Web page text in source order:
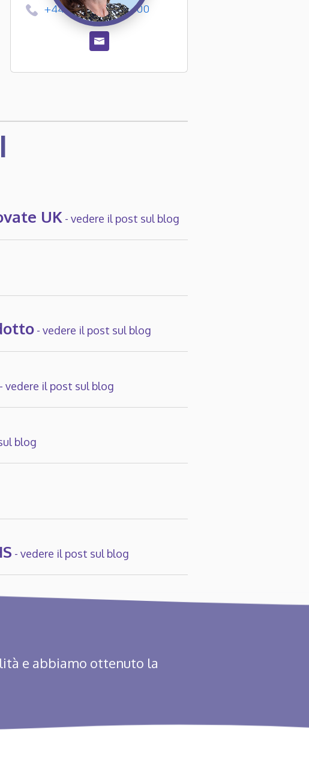
+44 (0)161 696 6400
UK - vedere il post sul blog
- vedere il post sul blog
- vedere il post sul blog
blog
- vedere il post sul blog
e abbiamo ottenuto la